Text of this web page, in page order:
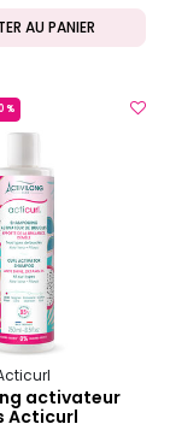
AU PANIER
%
activateur
Acticurl